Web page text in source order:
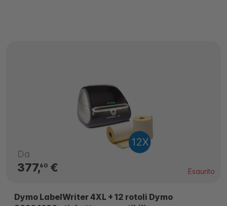
Da
377,60€ Esaurito
Dymo LabelWriter 4XL + 12 rotoli Dymo